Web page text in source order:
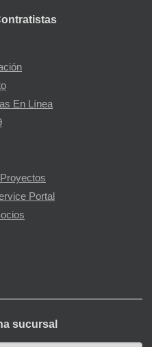
En Línea
Portal
sucursal